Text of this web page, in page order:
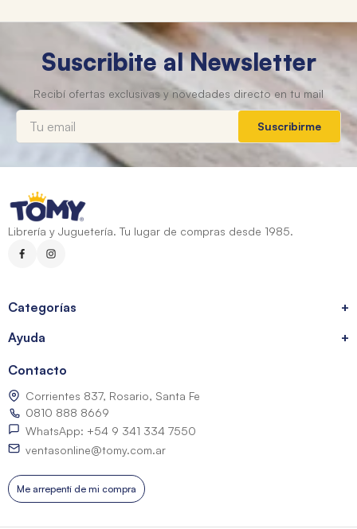
Suscribite al Newsletter
Suscribirme
Librería y Juguetería. Tu lugar de compras desde 1985.
Categorías
+
Ayuda
+
Contacto
Corrientes 837, Rosario, Santa Fe
0810 888 8669
WhatsApp: +54 9 341 334 7550
ventasonline@tomy.com.ar
Me arrepentí de mi compra